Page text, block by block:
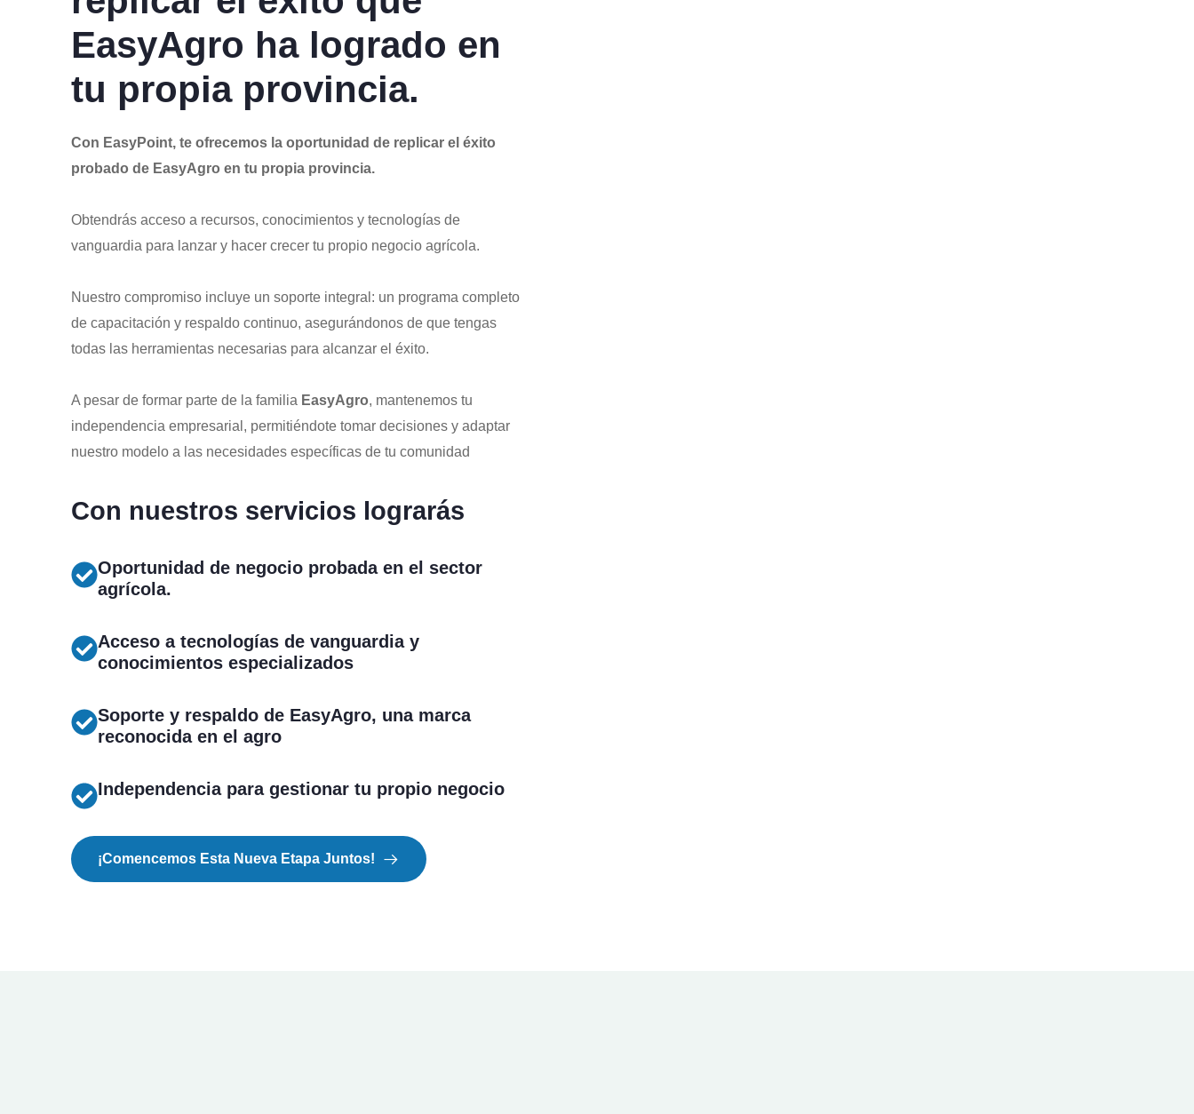
EasyAgro ha logrado en
tu propia provincia.
Con EasyPoint, te ofrecemos la oportunidad de replicar el éxito
probado de EasyAgro en tu propia provincia.
Obtendrás acceso a recursos, conocimientos y tecnologías de
vanguardia para lanzar y hacer crecer tu propio negocio agrícola.
Nuestro compromiso incluye un soporte integral: un programa completo
de capacitación y respaldo continuo, asegurándonos de que tengas
todas las herramientas necesarias para alcanzar el éxito.
A pesar de formar parte de la familia EasyAgro, mantenemos tu
independencia empresarial, permitiéndote tomar decisiones y adaptar
nuestro modelo a las necesidades específicas de tu comunidad
Con nuestros servicios lograrás
Oportunidad de negocio probada en el sector
agrícola.
Acceso a tecnologías de vanguardia y
conocimientos especializados
Soporte y respaldo de EasyAgro, una marca
reconocida en el agro
Independencia para gestionar tu propio negocio
¡Comencemos Esta Nueva Etapa Juntos!